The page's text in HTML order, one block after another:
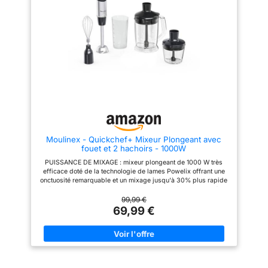
pilée efficace sans risque de
surcharger le moteur ou
d'endommager le bol ;
Ventouses sous la base
assurant la stabilité du blender
Poignée ergonomique et
contours texturés du bouton de
Moulinex - Quickchef+ Mixeur Plongeant avec
fouet et 2 hachoirs - 1000W
PUISSANCE DE MIXAGE : mixeur plongeant de 1000 W très
efficace doté de la technologie de lames Powelix offrant une
onctuosité remarquable et un mixage jusqu'à 30% plus rapide
HACHOIR MIXEUR XL : cet accessoire 5-en-1 simplifie la
préparation de smoothies parfaits, le mélange de pâtes
légères, le pilage de glace, le hachage d'herbes ou d'oignons
et l'éminçage de la viande, un véritable ustensile polyvalent
offrant une infinité de possibilités MODE SILENCIEUX : une
expérience de mixage plus agréable au quotidien grâce à un
99,99 €
69,99 €